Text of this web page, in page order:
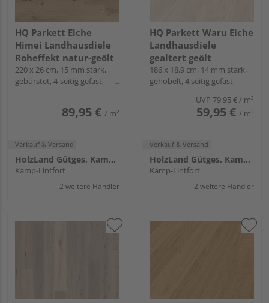
HQ Parkett Eiche
Himei Landhausdiele
Roheffekt natur-geölt
220 x 26 cm, 15 mm stark,
gebürstet, 4-seitig gefast,
89,95 € / m²
Verkauf & Versand
HolzLand Gütges, Kamp-Lintfort
Kamp-Lintfort
2 weitere Händler
HQ Parkett Waru Eiche
Landhausdiele
gealtert geölt
186 x 18,9 cm, 14 mm stark,
gehobelt, 4 seitig gefast
UVP 79,95 €/ m²
59,95 € / m²
Verkauf & Versand
HolzLand Gütges, Kamp-Lintfort
Kamp-Lintfort
2 weitere Händler